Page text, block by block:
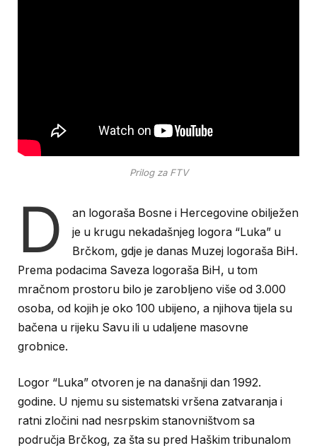
Prilog za FTV
D
an logoraša Bosne i Hercegovine obilježen
je u krugu nekadašnjeg logora “Luka” u
Brčkom, gdje je danas Muzej logoraša BiH.
Prema podacima Saveza logoraša BiH, u tom
mračnom prostoru bilo je zarobljeno više od 3.000
osoba, od kojih je oko 100 ubijeno, a njihova tijela su
bačena u rijeku Savu ili u udaljene masovne
grobnice.
Logor “Luka” otvoren je na današnji dan 1992.
godine. U njemu su sistematski vršena zatvaranja i
ratni zločini nad nesrpskim stanovništvom sa
područja Brčkog, za šta su pred Haškim tribunalom